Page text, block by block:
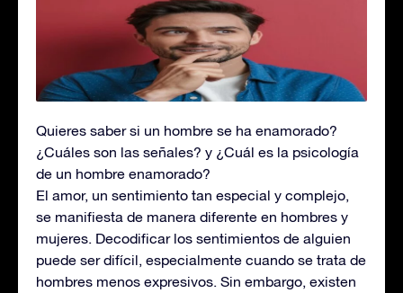
Quieres saber si un hombre se ha enamorado?
¿Cuáles son las señales? y ¿Cuál es la psicología
de un hombre enamorado?
El amor, un sentimiento tan especial y complejo,
se manifiesta de manera diferente en hombres y
mujeres. Decodificar los sentimientos de alguien
puede ser difícil, especialmente cuando se trata de
hombres menos expresivos. Sin embargo, existen